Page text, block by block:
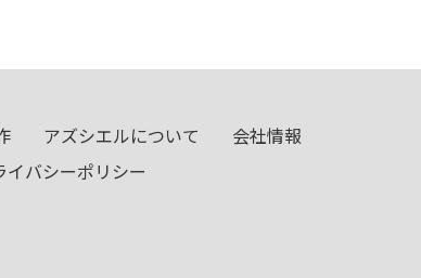
アズシエルについて
会社情報
イバシーポリシー